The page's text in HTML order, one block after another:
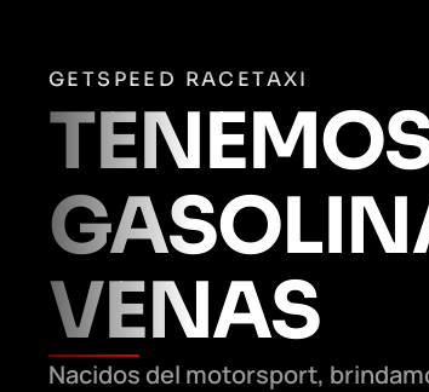
GETSPEED RACETAXI
VENAS
Nacidos del motorsport,